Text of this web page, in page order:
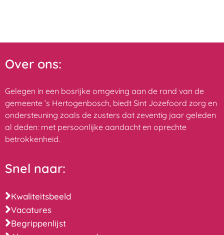
Over ons:
Gelegen in een bosrijke omgeving aan de rand van de
gemeente ’s Hertogenbosch, biedt Sint Jozefoord zorg en
ondersteuning zoals de zusters dat zeventig jaar geleden
al deden: met persoonlijke aandacht en oprechte
betrokkenheid.
Snel naar:
Kwaliteitsbeeld
Vacatures
Begrippenlijst